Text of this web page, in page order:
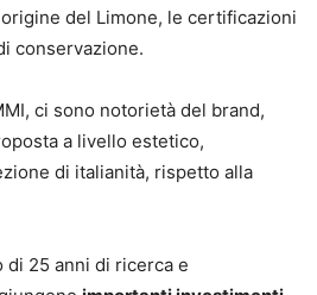
del Limone, le certificazioni
conservazione.
ci sono notorietà del brand,
a livello estetico,
di italianità, rispetto alla
di 25 anni di ricerca e